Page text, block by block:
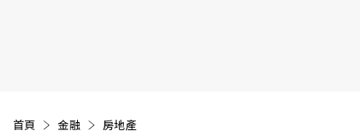
首頁 金融 房地產